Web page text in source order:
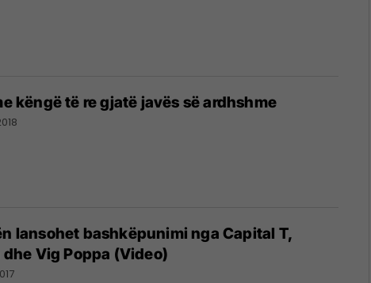
këngë të re gjatë javës së ardhshme
lansohet bashkëpunimi nga Capital T,
dhe Vig Poppa (Video)